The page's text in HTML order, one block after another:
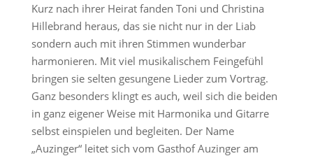
Kurz nach ihrer Heirat fanden Toni und Christina
Hillebrand heraus, das sie nicht nur in der Liab
sondern auch mit ihren Stimmen wunderbar
harmonieren. Mit viel musikalischem Feingefühl
bringen sie selten gesungene Lieder zum Vortrag.
Ganz besonders klingt es auch, weil sich die beiden
in ganz eigener Weise mit Harmonika und Gitarre
selbst einspielen und begleiten. Der Name
„Auzinger“ leitet sich vom Gasthof Auzinger am